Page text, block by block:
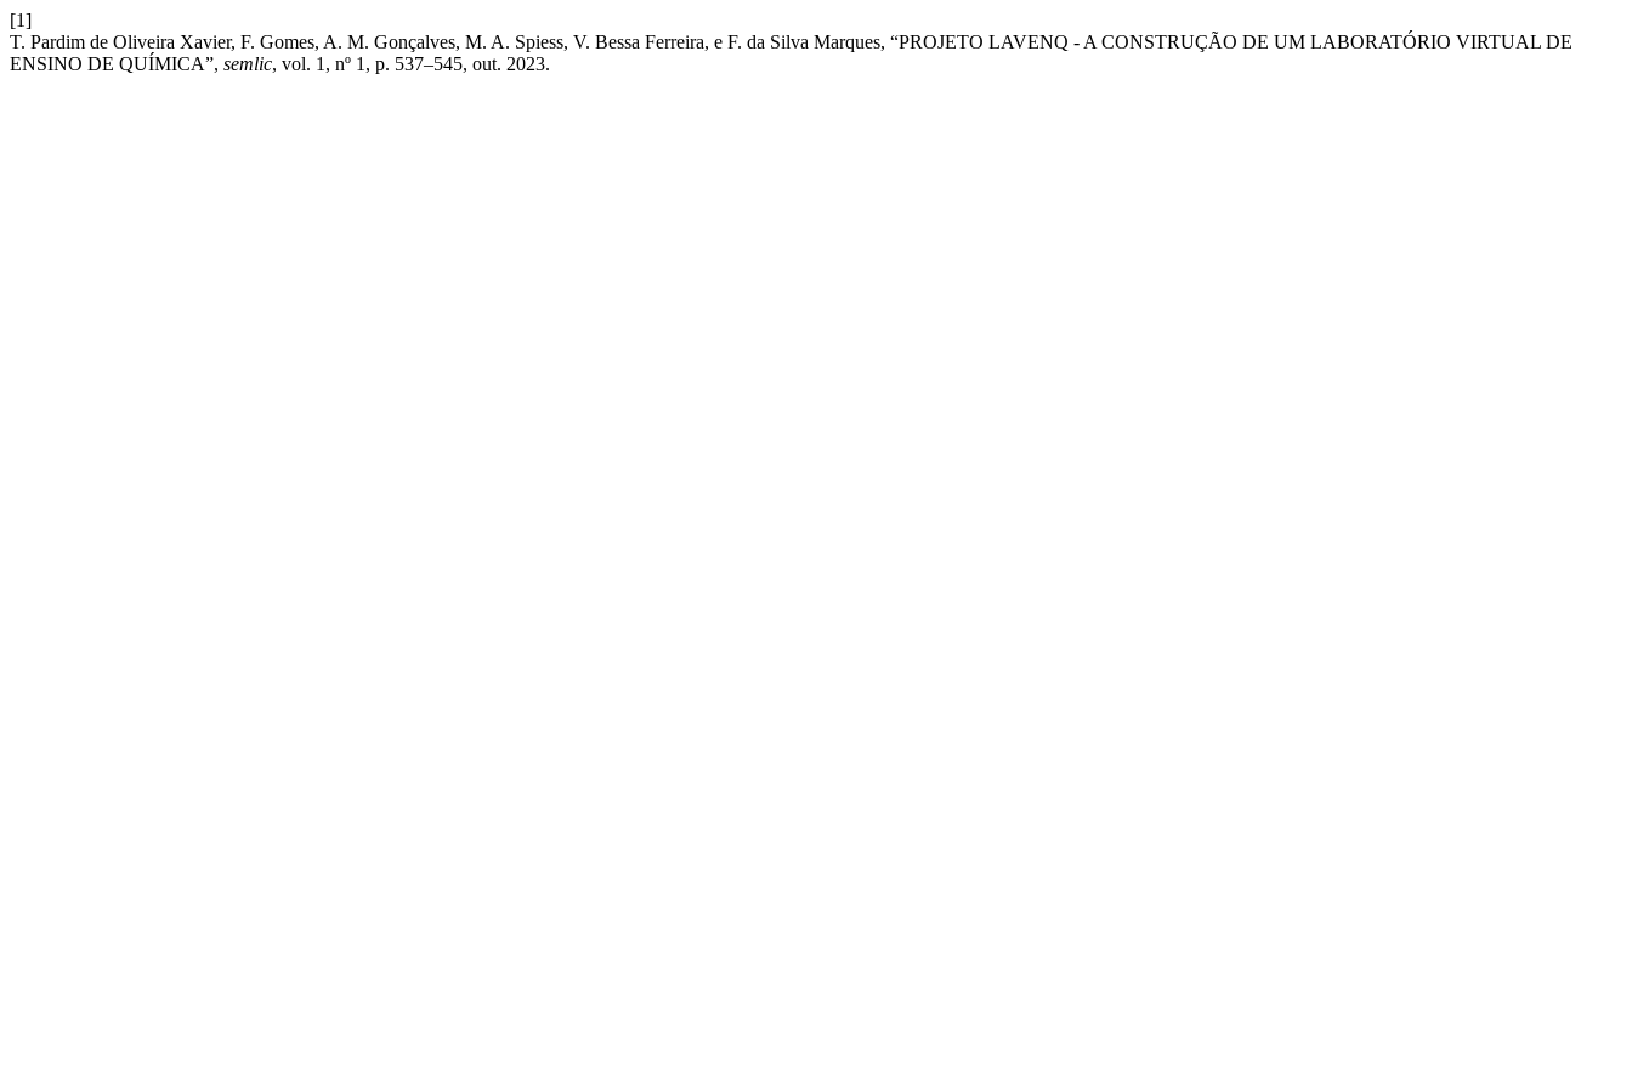
[1]
T. Pardim de Oliveira Xavier, F. Gomes, A. M. Gonçalves, M. A. Spiess, V. Bessa Ferreira, e F. da Silva Marques, “PROJETO LAVENQ - A CONSTRUÇÃO DE UM LABORATÓRIO VIRTUAL DE
ENSINO DE QUÍMICA”, semlic, vol. 1, nº 1, p. 537–545, out. 2023.